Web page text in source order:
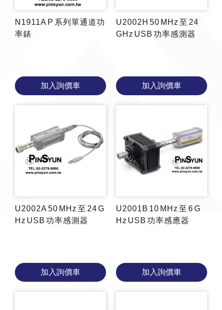
N1911A P 系列單通道功
率錶
加入詢價車
U2002H 50 MHz 至 24
GHz USB 功率感測器
加入詢價車
U2002A 50 MHz 至 24 G
Hz USB 功率感測器
加入詢價車
U2001B 10 MHz 至 6 G
Hz USB 功率感應器
加入詢價車